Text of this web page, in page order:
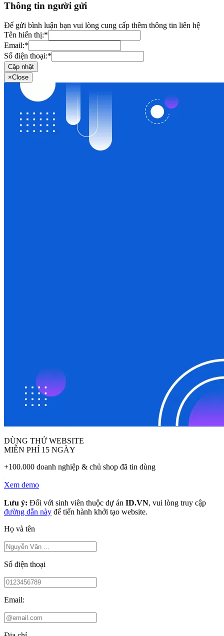
Thông tin người gửi
Để gửi bình luận bạn vui lòng cung cấp thêm thông tin liên hệ
Tên hiển thị:*
Email:*
Số điện thoại:*
Cập nhật
×Close
DÙNG THỬ WEBSITE
MIỄN PHÍ 15 NGÀY
+100.000 doanh nghiệp & chủ shop đã tin dùng
Xem demo
Lưu ý: Đối với sinh viên thuộc dự án ID.VN, vui lòng truy cập
đường dẫn này để tiến hành khởi tạo website.
Họ và tên
Số điện thoại
Email: